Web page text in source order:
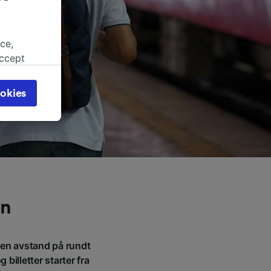
avstand på rundt
billetter starter fra
page.